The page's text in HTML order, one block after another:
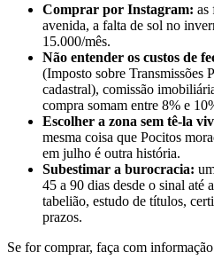
Comprar por Instagram: as
avenida, a falta de sol no
15.000/mês.
Não entender os custos de
(Imposto sobre Transmissões
cadastral), comissão
compra somam entre 8% e
Escolher a zona sem tê-la
mesma coisa que Pocitos
em julho é outra história.
Subestimar a burocracia:
45 a 90 dias desde o sinal até
tabelião, estudo de títulos,
prazos.
Se for comprar, faça com